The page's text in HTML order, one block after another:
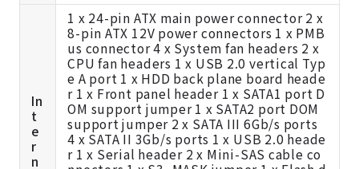
In
t
e
r
n
1 x 24-pin ATX main power connector 2 x
8-pin ATX 12V power connectors 1 x PMB
us connector 4 x System fan headers 2 x
CPU fan headers 1 x USB 2.0 vertical Typ
e A port 1 x HDD back plane board heade
r 1 x Front panel header 1 x SATA1 port D
OM support jumper 1 x SATA2 port DOM
support jumper 2 x SATA III 6Gb/s ports
4 x SATA II 3Gb/s ports 1 x USB 2.0 heade
r 1 x Serial header 2 x Mini-SAS cable co